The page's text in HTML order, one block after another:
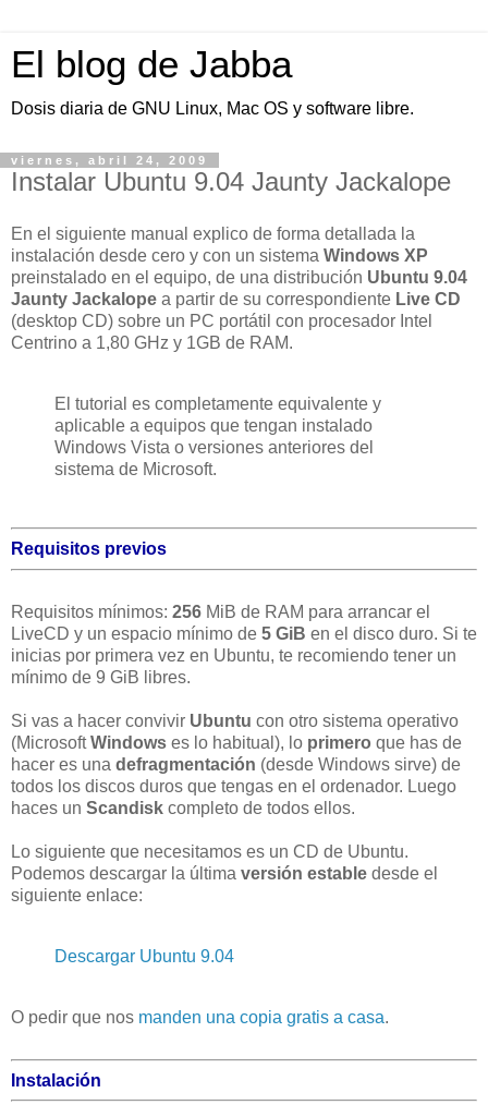
El blog de Jabba
Dosis diaria de GNU Linux, Mac OS y software libre.
viernes, abril 24, 2009
Instalar Ubuntu 9.04 Jaunty Jackalope
En el siguiente manual explico de forma detallada la
instalación desde cero y con un sistema Windows XP
preinstalado en el equipo, de una distribución Ubuntu 9.04
Jaunty Jackalope a partir de su correspondiente Live CD
(desktop CD) sobre un PC portátil con procesador Intel
Centrino a 1,80 GHz y 1GB de RAM.
El tutorial es completamente equivalente y
aplicable a equipos que tengan instalado
Windows Vista o versiones anteriores del
sistema de Microsoft.
Requisitos previos
Requisitos mínimos: 256 MiB de RAM para arrancar el
LiveCD y un espacio mínimo de 5 GiB en el disco duro. Si te
inicias por primera vez en Ubuntu, te recomiendo tener un
mínimo de 9 GiB libres.
Si vas a hacer convivir Ubuntu con otro sistema operativo
(MicrosoftWindows es lo habitual), lo primero que has de
hacer es una defragmentación (desde Windows sirve) de
todos los discos duros que tengas en el ordenador. Luego
haces un Scandisk completo de todos ellos.
Lo siguiente que necesitamos es un CD de Ubuntu.
Podemos descargar la última versión estable desde el
siguiente enlace:
Descargar Ubuntu 9.04
O pedir que nos manden una copia gratis a casa.
Instalación